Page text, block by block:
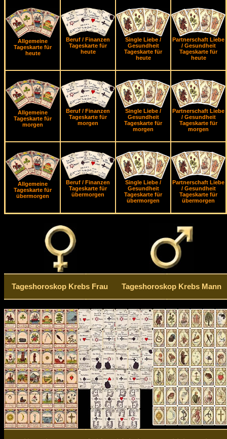
Allgemeine
Tageskarte für
heute
Beruf / Finanzen
Tageskarte für
heute
Single Liebe /
Gesundheit
Tageskarte für
heute
Partnerschaft Liebe
/ Gesundheit
Tageskarte für
heute
Allgemeine
Tageskarte für
morgen
Beruf / Finanzen
Tageskarte für
morgen
Single Liebe /
Gesundheit
Tageskarte für
morgen
Partnerschaft Liebe
/ Gesundheit
Tageskarte für
morgen
Allgemeine
Tageskarte für
übermorgen
Beruf / Finanzen
Tageskarte für
übermorgen
Single Liebe /
Gesundheit
Tageskarte für
übermorgen
Partnerschaft Liebe
/ Gesundheit
Tageskarte für
übermorgen
Tageshoroskop Krebs Frau Tageshoroskop Krebs Mann